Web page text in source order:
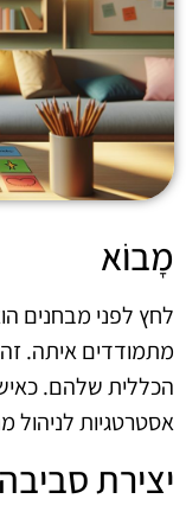
מָבוֹא
לחץ לפני מבחנים
מתמודדים איתה. זה
הכללית שלהם.
אסטרטגיות לניהול
יצירת